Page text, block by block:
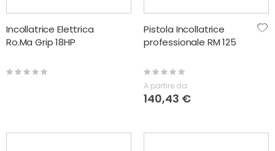
Incollatrice Elettrica
Ro.Ma Grip 18HP
Rating:
Pistola Incollatrice
professionale RM 125
Rating:
A partire da
140,43 €